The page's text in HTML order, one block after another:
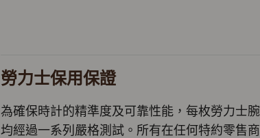
勞力士保用保證
為確保時計的精準度及可靠性能，每枚勞力士
均經過一系列嚴格測試。所有在任何特約零售